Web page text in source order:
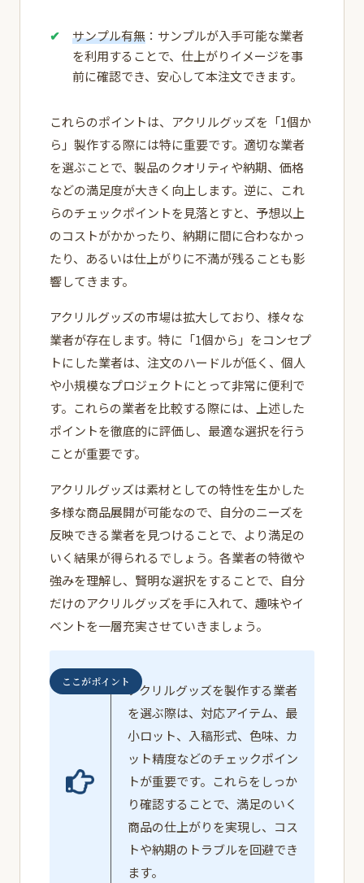
サンプル有無 ：サンプルが入手可能な業者
を利用することで、仕上がりイメージを事
前に確認でき、安心して本注文できます。
これらのポイントは、アクリルグッズを「1個か
ら」製作する際には特に重要です。適切な業者
を選ぶことで、製品のクオリティや納期、価格
などの満足度が大きく向上します。逆に、これ
らのチェックポイントを見落とすと、予想以上
のコストがかかったり、納期に間に合わなかっ
たり、あるいは仕上がりに不満が残ることも影
響してきます。
アクリルグッズの市場は拡大しており、様々な
業者が存在します。特に「1個から」をコンセプ
トにした業者は、注文のハードルが低く、個人
や小規模なプロジェクトにとって非常に便利で
す。これらの業者を比較する際には、上述した
ポイントを徹底的に評価し、最適な選択を行う
ことが重要です。
アクリルグッズは素材としての特性を生かした
多様な商品展開が可能なので、自分のニーズを
反映できる業者を見つけることで、より満足の
いく結果が得られるでしょう。各業者の特徴や
強みを理解し、賢明な選択をすることで、自分
だけのアクリルグッズを手に入れて、趣味やイ
ベントを一層充実させていきましょう。
ここがポイント
アクリルグッズを製作する業者
を選ぶ際は、対応アイテム、最
小ロット、入稿形式、色味、カ
ット精度などのチェックポイン
トが重要です。これらをしっか
り確認することで、満足のいく
商品の仕上がりを実現し、コス
トや納期のトラブルを回避でき
ます。